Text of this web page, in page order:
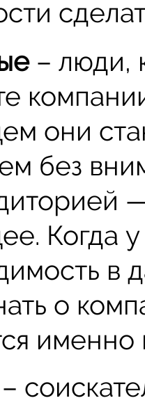
– люди,
они
без
Когда
в
о
именно